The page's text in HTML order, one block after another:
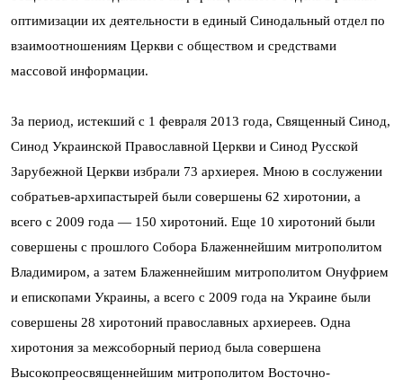
оптимизации их деятельности в единый Синодальный отдел по
взаимоотношениям Церкви с обществом и средствами
массовой информации.
За период, истекший с 1 февраля 2013 года, Священный Синод,
Синод Украинской Православной Церкви и Синод Русской
Зарубежной Церкви избрали 73 архиерея. Мною в сослужении
собратьев-архипастырей были совершены 62 хиротонии, а
всего с 2009 года — 150 хиротоний. Еще 10 хиротоний были
совершены с прошлого Собора Блаженнейшим митрополитом
Владимиром, а затем Блаженнейшим митрополитом Онуфрием
и епископами Украины, а всего с 2009 года на Украине были
совершены 28 хиротоний православных архиереев. Одна
хиротония за межсоборный период была совершена
Высокопреосвященнейшим митрополитом Восточно-